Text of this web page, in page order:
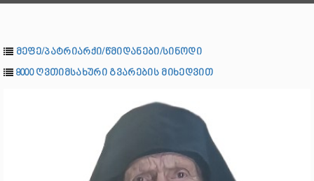
მეფე/პატრიარქი/წმიდანები/სინოდი
8000 ღვთიმსახური გვარების მიხედვით